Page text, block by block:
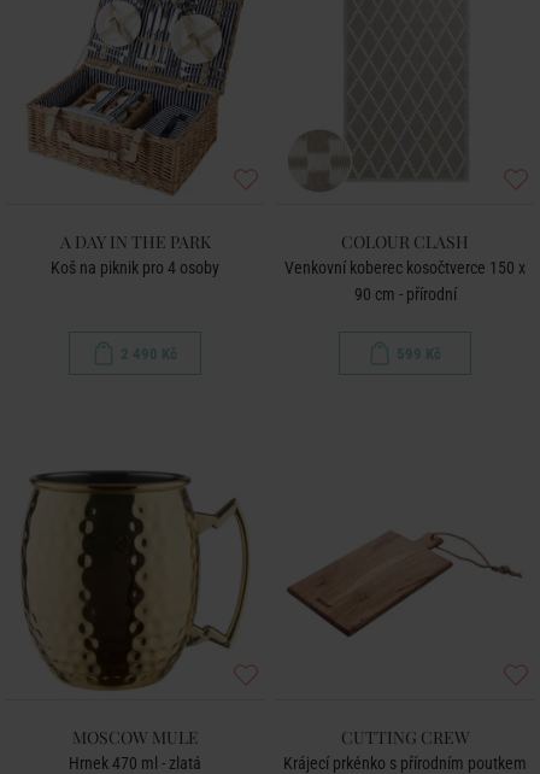
A DAY IN THE PARK
Koš na piknik pro 4 osoby
2 490 Kč
COLOUR CLASH
Venkovní koberec kosočtverce 150 x
90 cm - přírodní
599 Kč
MOSCOW MULE
Hrnek 470 ml - zlatá
CUTTING CREW
Krájecí prkénko s přírodním poutkem